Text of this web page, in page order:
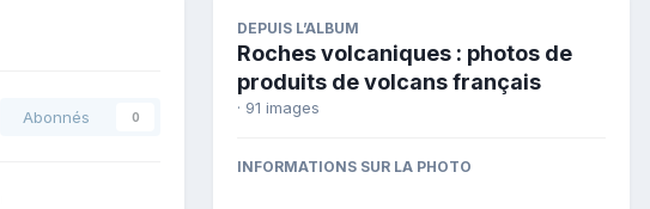
Abonnés 0
DEPUIS L’ALBUM
Roches volcaniques : photos de
produits de volcans français
· 91 images
INFORMATIONS SUR LA PHOTO